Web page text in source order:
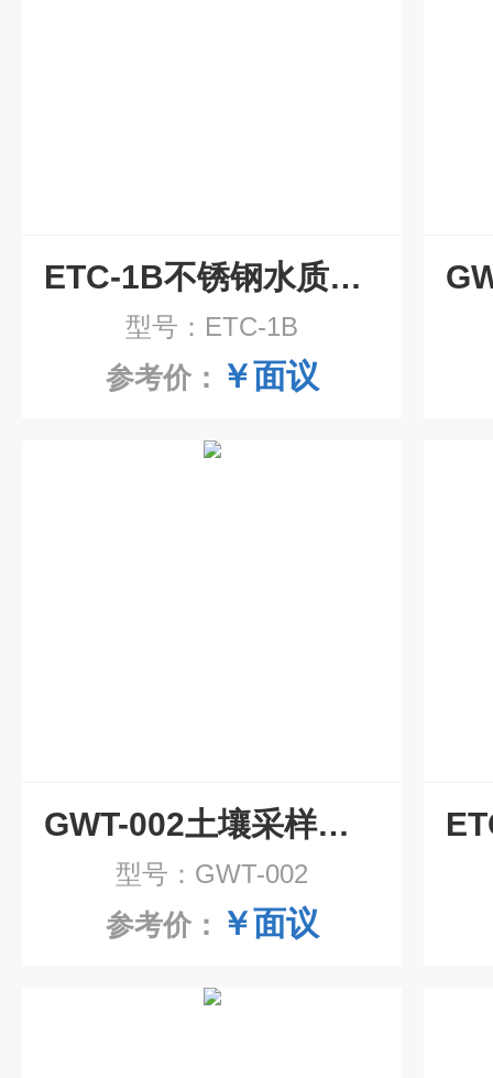
ETC-1B不锈钢水质采样器
型号：ETC-1B
参考价： ￥面议
GWT-002土壤采样器套装
型号：GWT-002
参考价： ￥面议